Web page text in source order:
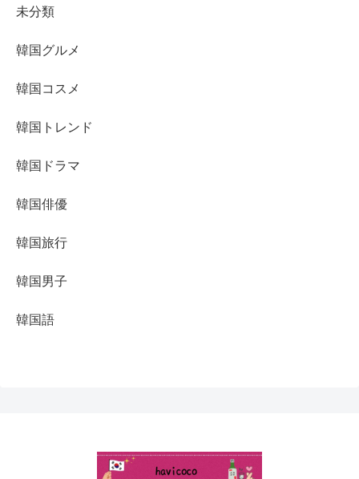
未分類
韓国グルメ
韓国コスメ
韓国トレンド
韓国ドラマ
韓国俳優
韓国旅行
韓国男子
韓国語